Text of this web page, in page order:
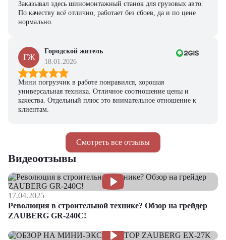
Смотреть все отзывы
Заказывал здесь шиномонтажный станок для грузовых авто.
По качеству всё отлично, работает без сбоев, да и по цене
нормально.
ГЖ
Городской житель
18.01.2026
Мини погрузчик в работе понравился, хорошая
универсальная техника. Отличное соотношение цены и
качества. Отдельный плюс это внимательное отношение к
клиентам.
Видеоотзывы
17.04.2025
Революция в строительной технике? Обзор на грейдер
ZAUBERG GR-240C!